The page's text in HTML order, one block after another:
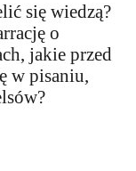
się wiedzą?
o
jakie przed
w pisaniu,